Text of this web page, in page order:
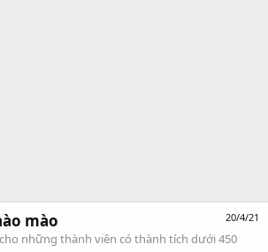
20/4/21
mào
những thành viên có thành tích dưới 450